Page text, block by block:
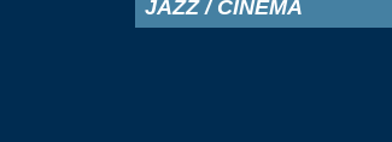
JAZZ / CINÉMA